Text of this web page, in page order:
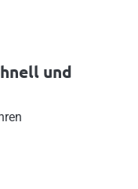
und